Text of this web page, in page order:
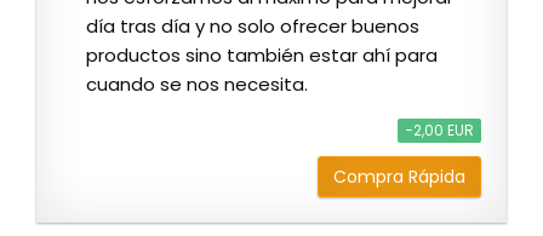
día tras día y no solo ofrecer buenos
productos sino también estar ahí para
cuando se nos necesita.
−2,00 EUR
Compra Rápida